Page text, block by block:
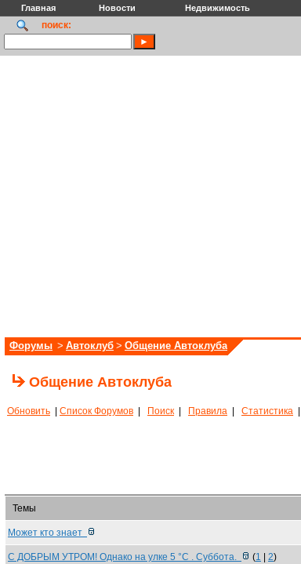
Главная Новости Недвижимость
поиск:
Форумы > Автоклуб > Общение Автоклуба
Общение Автоклуба
Обновить Список Форумов Поиск Правила Статистика
Темы
Может кто знает
С ДОБРЫМ УТРОМ! Однако на улке 5 °C . Суббота. (1 2)